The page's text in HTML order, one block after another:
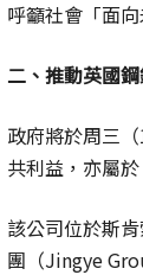
呼籲社會「面
二、推動英國
政府將於周三
共利益，亦屬
該公司位於斯
團（Jingye